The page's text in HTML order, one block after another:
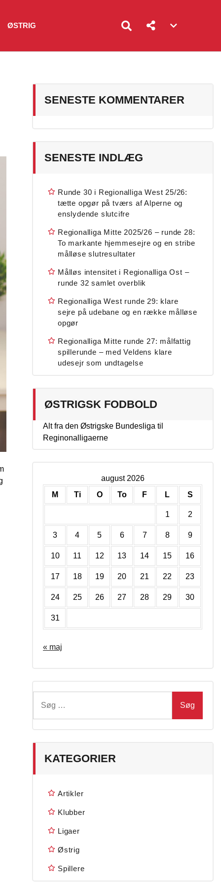
ØSTRIG
toggle
SENESTE KOMMENTARER
SENESTE INDLÆG
Runde 30 i Regionalliga West 25/26:
tætte opgør på tværs af Alperne og
enslydende slutcifre
Regionalliga Mitte 2025/26 – runde 28:
To markante hjemmesejre og en stribe
målløse slutresultater
Målløs intensitet i Regionalliga Ost –
runde 32 samlet overblik
Regionalliga West runde 29: klare
sejre på udebane og en række målløse
opgør
Regionalliga Mitte runde 27: målfattig
spillerunde – med Veldens klare
udesejr som undtagelse
ØSTRIGSK FODBOLD
Alt fra den Østrigske Bundesliga til
Reginonalligaerne
august 2026
M
Ti O To F L S
1 2
3 4 5 6 7 8 9
10 11 12 13 14 15 16
17 18 19 20 21 22 23
24 25 26 27 28 29 30
31
« maj
efter:
KATEGORIER
Artikler
Klubber
Ligaer
Østrig
Spillere